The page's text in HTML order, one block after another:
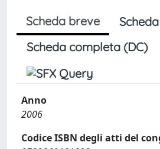
Scheda breve
Scheda completa (DC)
Anno
2006
Codice ISBN degli atti del